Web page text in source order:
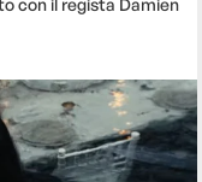
con il regista Damien